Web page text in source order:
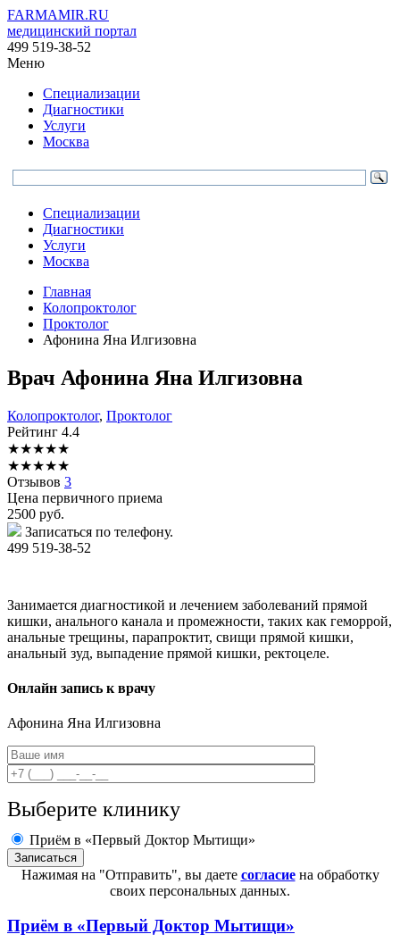
FARMAMIR.RU
медицинский портал
499 519-38-52
Меню
Специализации
Диагностики
Услуги
Москва
Специализации
Диагностики
Услуги
Москва
Главная
Колопроктолог
Проктолог
Афонина Яна Илгизовна
Врач Афонина Яна Илгизовна
Колопроктолог, Проктолог
Рейтинг 4.4
★★★★★
★★★★★
Отзывов 3
Цена первичного приема
2500 руб.
Записаться по телефону.
499 519-38-52
Занимается диагностикой и лечением заболеваний прямой
кишки, анального канала и промежности, таких как геморрой,
анальные трещины, парапроктит, свищи прямой кишки,
анальный зуд, выпадение прямой кишки, ректоцеле.
Онлайн запись к врачу
Афонина Яна Илгизовна
Выберите клинику
Приём в «Первый Доктор Мытищи»
Нажимая на "Отправить", вы даете согласиена обработку
своих персональных данных.
Приём в «Первый Доктор Мытищи»